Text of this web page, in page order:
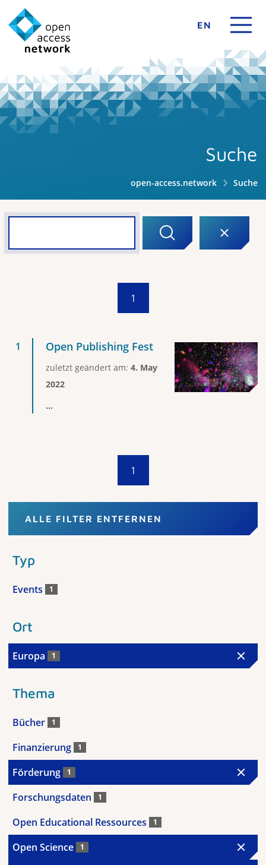
EN
Suche
open-access.network Suche
1
Open Publishing Fest
zuletzt geändert am: 4. May
2022
...
1
ALLE FILTER ENTFERNEN
Typ
Events 1
Ort
Europa 1
Thema
Bücher 1
Finanzierung 1
Förderung 1
Forschungsdaten 1
Open Educational Ressources 1
Open Science 1